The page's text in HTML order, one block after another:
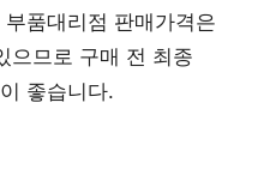
품대리점 판매가격은
으므로 구매 전 최종
좋습니다.